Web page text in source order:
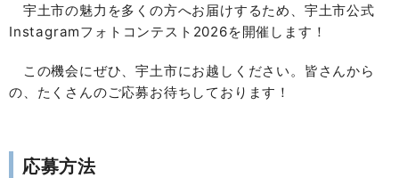
宇土市の魅力を多くの方へお届けするため、宇土市公式
Instagramフォトコンテスト2026を開催します！
この機会にぜひ、宇土市にお越しください。皆さんから
の、たくさんのご応募お待ちしております！
応募方法